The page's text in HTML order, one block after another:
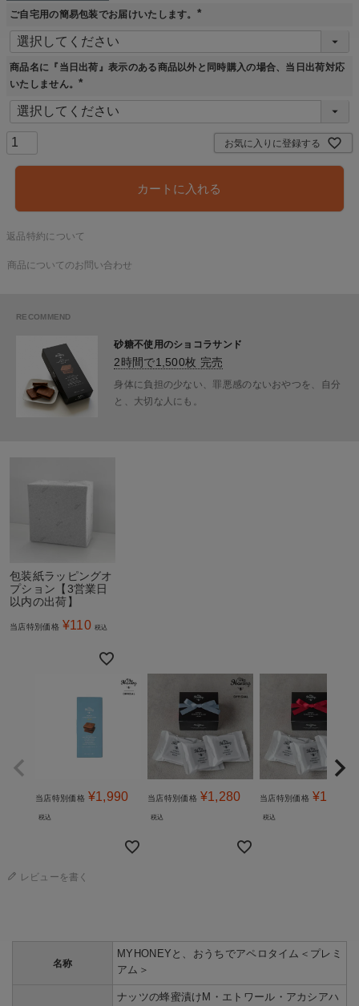
ご自宅用の簡易包装でお届けいたします。
必
)
商品名に『当日出荷』表示のある商品以外と同時購入の場合、当日出荷対応
いたしません。
必
須
)
お気に入りに登録する
カートに入れる
返品特約について
商品についてのお問い合わせ
砂糖不使用のショコラサンド
2時間で1,500枚 完売
身体に負担の少ない、罪悪感のないおやつを、自分
と、大切な人にも。
包装紙ラッピングオ
プション【3営業日
以内の出荷】
当店特別価格 ¥110 税込
当店特別価格 ¥1,990
税込
当店特別価格 ¥1,280
税込
当店特別価格 ¥1,280
税込
レビューを書く
名称
MYHONEYと、おうちでアペロタイム＜プレミ
アム＞
ナッツの蜂蜜漬けM・エトワール・アカシアハ